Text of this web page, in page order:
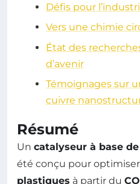
Défis pour
Vers une chimie
État des
d’avenir
Témoignages sur
cuivre
Résumé
Un catalyseur à base
été conçu pour
plastiques à partir du